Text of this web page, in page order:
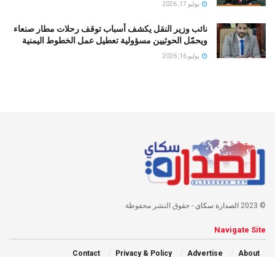
يوليو 17, 2026
نائب وزير النقل يكشف أسباب توقف رحلات مطار صنعاء
ويحمّل الحوثيين مسؤولية تعطيل عمل الخطوط اليمنية
يوليو 16, 2026
© 2023 الصدارة سكاي- حقوق النشر محفوظة
Navigate Site
About
Advertise
Privacy & Policy
Contact